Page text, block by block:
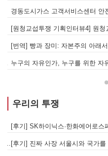
경동도시가스 고객서비스센터 안
[번역] 빵과 장미: 자본주의 아래
누구의 자유인가, 누구를 위한 자
우리의 투쟁
[후기] 진짜 사장 서울시와 국가를